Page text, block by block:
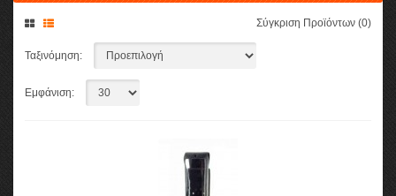
Σύγκριση Προϊόντων (0)
Ταξινόμηση:
Εμφάνιση: